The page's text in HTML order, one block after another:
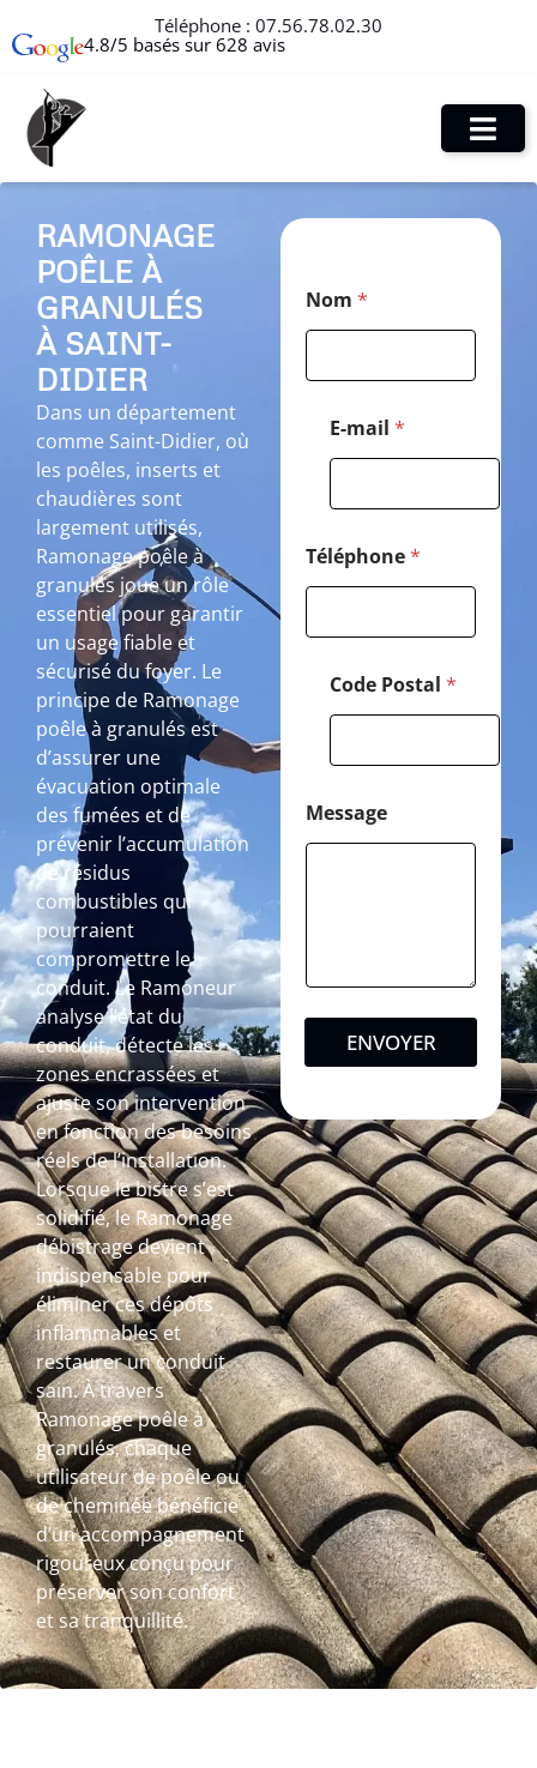
Téléphone : 07.56.78.02.30
4.8/5 basés sur 628 avis
RAMONAGE
POÊLE À
GRANULÉS
À SAINT-
DIDIER
Dans un département
comme Saint-Didier, où
les poêles, inserts et
chaudières sont
largement utilisés,
Ramonage poêle à
granulés joue un rôle
essentiel pour garantir
un usage fiable et
sécurisé du foyer. Le
principe de Ramonage
poêle à granulés est
d’assurer une
évacuation optimale
des fumées et de
prévenir l’accumulation
de résidus
combustibles qui
pourraient
compromettre le
conduit. Le Ramoneur
analyse l’état du
conduit, détecte les
zones encrassées et
ajuste son intervention
en fonction des besoins
réels de l’installation.
Lorsque le bistre s’est
solidifié, le Ramonage
débistrage devient
indispensable pour
éliminer ces dépôts
inflammables et
restaurer un conduit
sain. À travers
Ramonage poêle à
granulés, chaque
utilisateur de poêle ou
de cheminée bénéficie
d’un accompagnement
rigoureux conçu pour
préserver son confort
et sa tranquillité.
Nom *
E-mail *
Téléphone*
Code Postal *
Message
ENVOYER